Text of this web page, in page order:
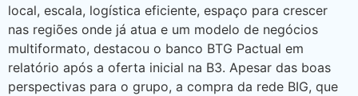
local, escala, logística eficiente, espaço para crescer
nas regiões onde já atua e um modelo de negócios
multiformato, destacou o banco BTG Pactual em
relatório após a oferta inicial na B3. Apesar das boas
perspectivas para o grupo, a compra da rede BIG, que